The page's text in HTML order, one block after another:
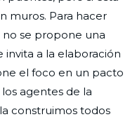
muros. Para hacer
no se propone una
invita a la elaboración
el foco en un pacto
agentes de la
construimos todos